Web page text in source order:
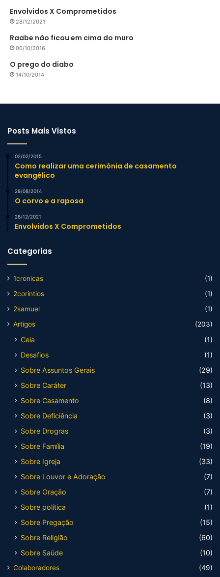
Envolvidos X Comprometidos
28/12/2021
Raabe não ficou em cima do muro
06/10/2016
O prego do diabo
14/10/2014
Posts Mais Vistos
02/02/2015
Como realizar uma cerimônia de casamento
evangélico
28/08/2014
O corvo e a raposa
28/12/2021
Envolvidos X Comprometidos
Categorias
1cronicas
(1)
2corintios
(1)
2samuel
(1)
Artigos
(203)
Ceia
(1)
Desafios
(1)
Sobre Assuntos Gerais
(29)
Sobre Caráter
(13)
Sobre Casamento
(8)
Sobre Deficiência
(3)
Sobre Drogras
(3)
Sobre Família
(19)
Sobre Igreja
(33)
Sobre Louvor e Adoração
(7)
Sobre Oração
(7)
Sobre política
(1)
Sobre Pregação
(15)
Sobre Religião
(60)
Sobre Saúde
(10)
Colaboradores (49)